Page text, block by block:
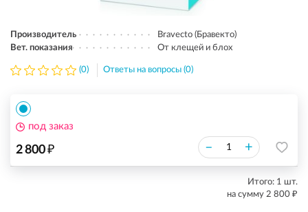
Производитель
Bravecto (Бравекто)
Вет. показания
От клещей и блох
(0) Ответы на вопросы (0)
2 800₽ – +
под заказ
Итого: 1 шт.
на сумму 2 800 ₽